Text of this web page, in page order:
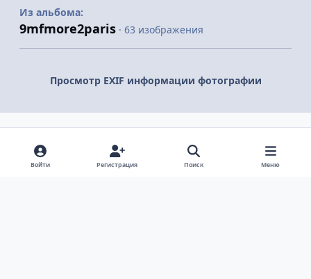
Из альбома:
9mfmore2paris · 63 изображения
Просмотр EXIF информации фотографии
Войти Регистрация Поиск Меню